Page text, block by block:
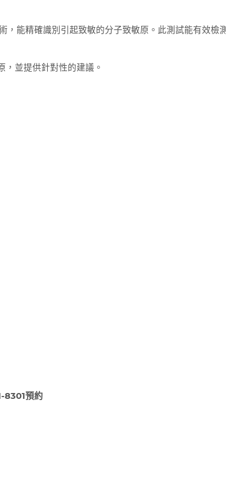
，能精確識別引起致敏的分子致敏原。此測試能有效檢
並提供針對性的建議。
8301預約